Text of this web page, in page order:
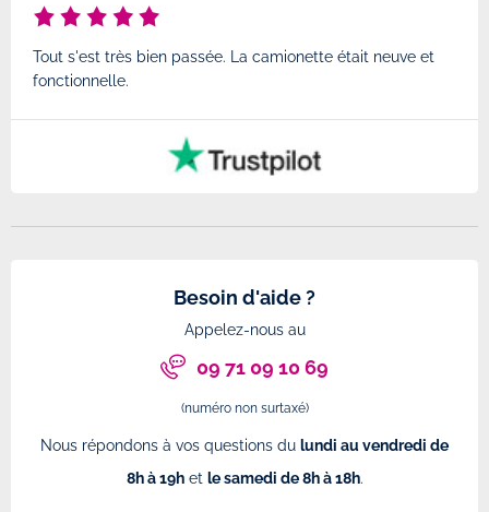
Tout s'est très bien passée. La camionette était neuve et
fonctionnelle.
Besoin d'aide ?
Appelez-nous au
09 71 09 10 69
(numéro non surtaxé)
Nous répondons à vos questions du lundi au vendredi de
8h à 19het le samedi de 8h à 18h.